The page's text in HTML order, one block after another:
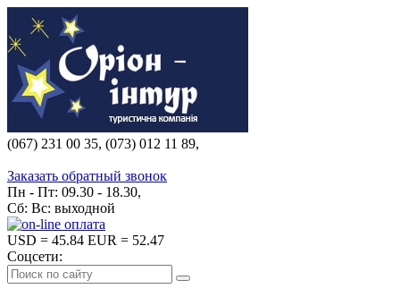
(067) 231 00 35, (073) 012 11 89,
Заказать обратный звонок
Пн - Пт: 09.30 - 18.30,
Сб: Вс: выходной
USD = 45.84 EUR = 52.47
Соцсети: